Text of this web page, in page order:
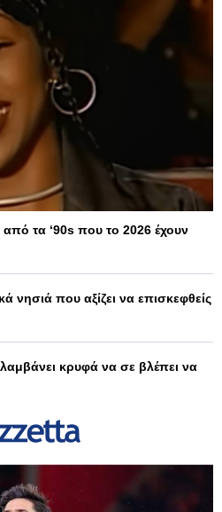
τα ‘90s που το 2026 έχουν
νησιά που αξίζει να επισκεφθείς
κρυφά να σε βλέπει να